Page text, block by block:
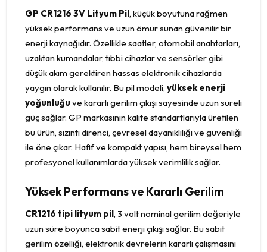
GP CR1216 3V Lityum Pil , küçük boyutuna rağmen
yüksek performans ve uzun ömür sunan güvenilir bir
enerji kaynağıdır. Özellikle saatler, otomobil anahtarları,
uzaktan kumandalar, tıbbi cihazlar ve sensörler gibi
düşük akım gerektiren hassas elektronik cihazlarda
yaygın olarak kullanılır. Bu pil modeli, yüksek enerji
yoğunluğu ve kararlı gerilim çıkışı sayesinde uzun süreli
güç sağlar. GP markasının kalite standartlarıyla üretilen
bu ürün, sızıntı direnci, çevresel dayanıklılığı ve güvenliği
ile öne çıkar. Hafif ve kompakt yapısı, hem bireysel hem
profesyonel kullanımlarda yüksek verimlilik sağlar.
Yüksek Performans ve Kararlı Gerilim
CR1216 tipi lityum pil , 3 volt nominal gerilim değeriyle
uzun süre boyunca sabit enerji çıkışı sağlar. Bu sabit
gerilim özelliği, elektronik devrelerin kararlı çalışmasını